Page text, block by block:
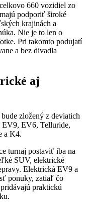
660 vozidiel zo
podporiť široké
krajinách a
Nie je to len o
Pri takomto podujatí
a bez divadla
aj
zložený z deviatich
EV9, EV6, Telluride,
a K4.
turnaj postaviť iba na
SUV, elektrické
Elektrická EV9 a
ponuky, zatiaľ čo
praktickú